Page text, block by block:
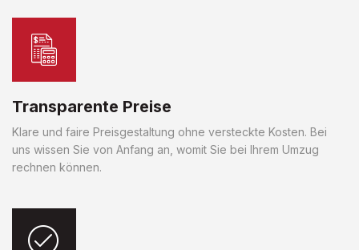
Transparente Preise
Klare und faire Preisgestaltung ohne versteckte Kosten. Bei
uns wissen Sie von Anfang an, womit Sie bei Ihrem Umzug
rechnen können.